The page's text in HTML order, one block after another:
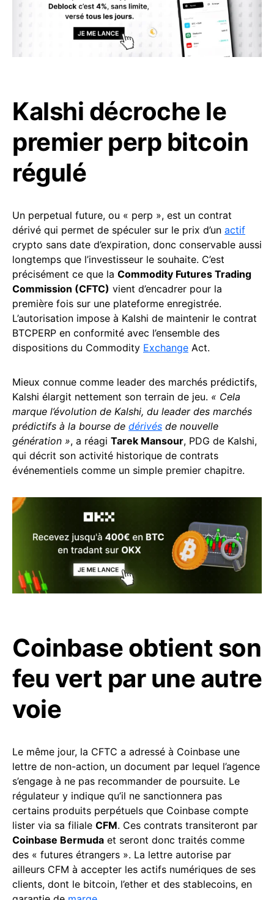
Kalshi décroche le
premier perp bitcoin
régulé
Un perpetual future, ou « perp », est un contrat
dérivé qui permet de spéculer sur le prix d’un actif
crypto sans date d’expiration, donc conservable aussi
longtemps que l’investisseur le souhaite. C’est
précisément ce que la Commodity Futures Trading
Commission (CFTC) vient d’encadrer pour la
première fois sur une plateforme enregistrée.
L’autorisation impose à Kalshi de maintenir le contrat
BTCPERP en conformité avec l’ensemble des
dispositions du Commodity Exchange Act.
Mieux connue comme leader des marchés prédictifs,
Kalshi élargit nettement son terrain de jeu. « Cela
marque l’évolution de Kalshi, du leader des marchés
prédictifs à la bourse de dérivés de nouvelle
génération », a réagi Tarek Mansour, PDG de Kalshi,
qui décrit son activité historique de contrats
événementiels comme un simple premier chapitre.
Coinbase obtient son
feu vert par une autre
voie
Le même jour, la CFTC a adressé à Coinbase une
lettre de non-action, un document par lequel l’agence
s’engage à ne pas recommander de poursuite. Le
régulateur y indique qu’il ne sanctionnera pas
certains produits perpétuels que Coinbase compte
lister via sa filiale CFM. Ces contrats transiteront par
Coinbase Bermuda et seront donc traités comme
des « futures étrangers ». La lettre autorise par
ailleurs CFM à accepter les actifs numériques de ses
clients, dont le bitcoin, l’ether et des stablecoins, en